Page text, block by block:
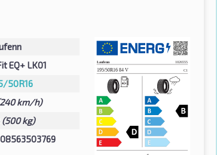
EQ+ LK01
50R16
km/h)
(500 kg)